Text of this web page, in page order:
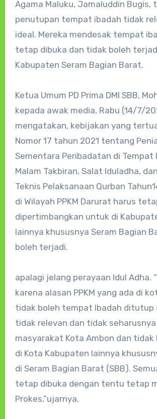
Agama Maluku, Jamaluddin Bugis,
penutupan tempat ibadah tidak
ideal. Mereka mendesak tempat
tetap dibuka dan tidak boleh
Kabupaten Seram Bagian Barat.
Ketua Umum PD Prima DMI SBB,
kepada awak media, Rabu (14/7/
mengatakan, kebijakan yang
Nomor 17 tahun 2021 tentang
Sementara Peribadatan di Tempat
Malam Takbiran, Salat Iduladha,
Teknis Pelaksanaan Qurban
di Wilayah PPKM Darurat harus
dipertimbangkan untuk di
lainnya khususnya Seram Bagian
boleh terjadi.
apalagi jelang perayaan Idul Adha.
karena alasan PPKM yang ada di
tidak boleh tempat Ibadah ditutup
tidak relevan dan tidak
masyarakat Kota Ambon dan tidak
di Kota Kabupaten lainnya
di Seram Bagian Barat (SBB).
tetap dibuka dengan tentu tetap
Prokes,”ujarnya.